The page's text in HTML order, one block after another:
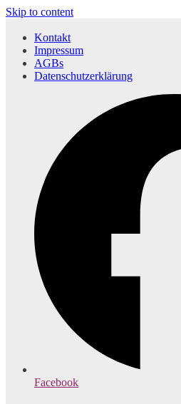
Skip to content
Kontakt
Impressum
AGBs
Datenschutzerklärung
Facebook